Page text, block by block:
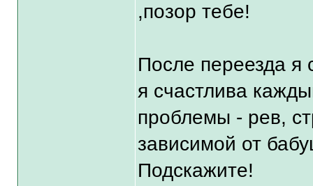
,позор тебе!
После переезда я
я счастлива
проблемы - рев,
зависимой от
Подскажите!